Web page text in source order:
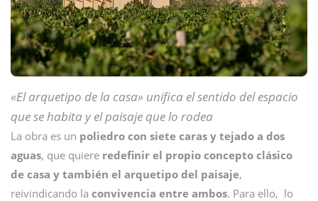
«El arquetipo de la casa» unifica el sentido del espacio
que se habita y el paisaje que lo rodea
La obra es un poliedro con siete caras y tejado a dos
aguas, que quiere redefinir el propio concepto clásico
de casa y también el arquetipo del paisaje,
reivindicando la convivencia entre ambos. Para ello, lo